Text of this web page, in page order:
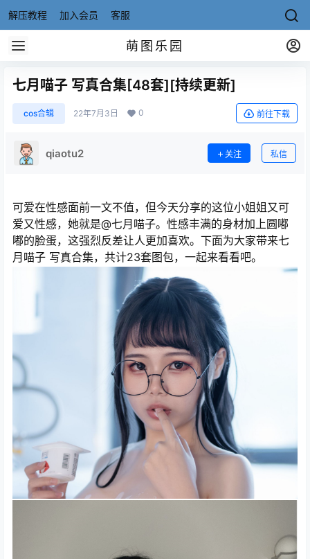
解压教程 加入会员 客服
萌图乐园
七月喵子 写真合集[48套][持续更新]
cos合辑 22年7月3日 0 前往下载
qiaotu2 关注 私信
可爱在性感面前一文不值，但今天分享的这位小姐姐又可
爱又性感，她就是@七月喵子。性感丰满的身材加上圆嘟
嘟的脸蛋，这强烈反差让人更加喜欢。下面为大家带来七
月喵子 写真合集，共计23套图包，一起来看看吧。